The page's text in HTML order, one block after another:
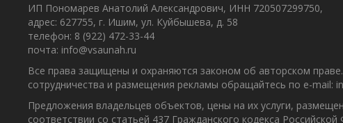
ИП Пономарев Анатолий Александрович, ИНН 720507299750,
адрес: 627755, г. Ишим, ул. Куйбышева, д. 58
телефон: 8 (922) 472-33-44
почта: info@vsaunah.ru
Все права защищены и охраняются законом об авторском
сотрудничества и размещения рекламы обращайтесь по e-mail:
Предложения владельцев объектов, цены на их услуги,
соответствии со статьей 437 Гражданского кодекса